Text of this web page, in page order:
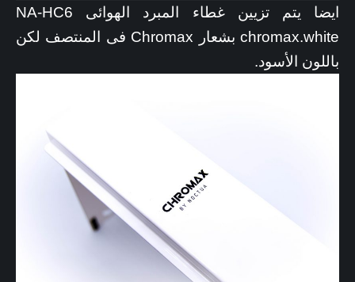
ايضا يتم تزيين غطاء المبرد الهوائى NA-HC6
chromax.white بشعار Chromax فى المنتصف لكن
باللون الأسود.